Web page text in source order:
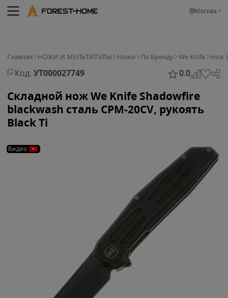
Москва
Главная НОЖИ И МУЛЬТИТУЛЫ Ножи По Бренду We Knife Нож
Код: УТ000027749 0.0
Складной нож We Knife Shadowfire
blackwash сталь CPM-20CV, рукоять
Black Ti
Видео